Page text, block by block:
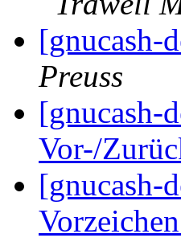
[gnucash-
Preuss
[gnucash-
Vor-/
[gnucash-